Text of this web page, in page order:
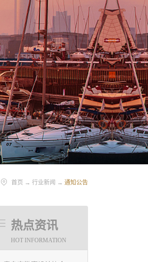
首页 → 行业新闻 → 通知公告
热点资讯
HOT INFORMATION